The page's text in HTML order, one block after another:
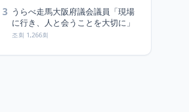
3 うらべ走馬大阪府議会議員「現場
に行き、人と会うことを大切に」
조회 1,266회